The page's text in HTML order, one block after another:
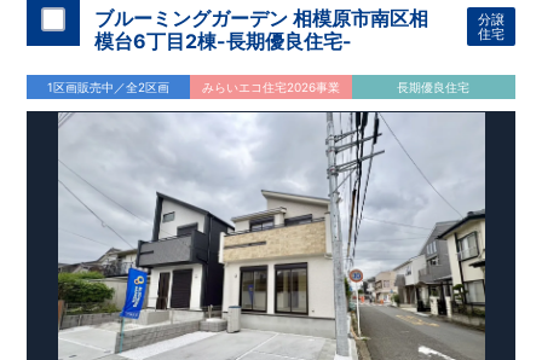
JR相模線 「上溝」駅まで徒歩23 分 ◇ロケーション◇
・相模原市立陽光台小学校 徒歩 分​
・相模原市立緑が丘中学校 徒歩
12分​
・グルメシティ光が丘店 徒歩10分
・ファミリーマート相模原陽光台五丁目店 徒歩5分
◇ブルーミングガーデンのこだわり◇ 【全棟自社一貫体制】
・誰が、何をしたか。が明確だからこそ、お客様の安心に繋が
ります。
・設計、施工、営業が互いに協力しあい、最良のプラ
ンを提供いたします。 ・不要な中間マージンを抑えることで、
コストダウンに努めています。 【耐震等級3取得】
・東栄住宅
の建物は、国が定めた耐震等級で3を取得。建築基準法で定め
られた、｢数百年に一度発生する地震に対して、倒壊、崩壊しな
い。｣という基準から、さらに1.5倍の耐震力を達成していま
す。 【住宅性能評価ダブル取得】
・設計住宅性能評価：建物
設計段階で、国が認めた第三者機関が評価しています。 ・建設
住宅性能評価：評価を受けた図面通りに施工されているか、建
・東栄住宅では、お引渡し後最大10回の無料定期点検と、
間の品質保証を実施。お引渡しからが本当のお付き合いだと考
え、アフターサービスを外部の業者に委託せず、東栄住宅グル
ープ「東栄ホームサービス株式会社」にて責任をもって対応い
たします。
ブルーミングガーデン 相模原市南区相
模台6丁目2棟-長期優良住宅-
分譲
住宅
1区画販売中／全2区画 みらいエコ住宅2026事業 長期優良住宅